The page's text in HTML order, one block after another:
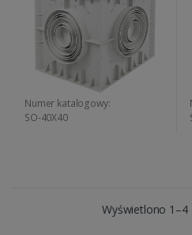
Numer katalogowy:
SO-40X40
Wyświetlono 1–4